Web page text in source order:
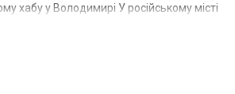
хабу у Володимирі У російському місті